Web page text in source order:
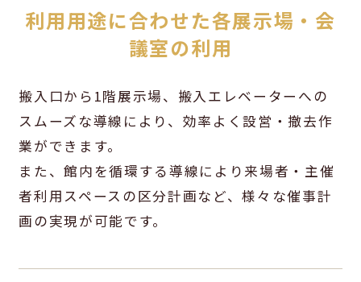
利用用途に合わせた各展示場・会
議室の利用
搬入口から1階展示場、搬入エレベーターへの
スムーズな導線により、効率よく設営・撤去作
業ができます。
また、館内を循環する導線により来場者・主催
者利用スペースの区分計画など、様々な催事計
画の実現が可能です。